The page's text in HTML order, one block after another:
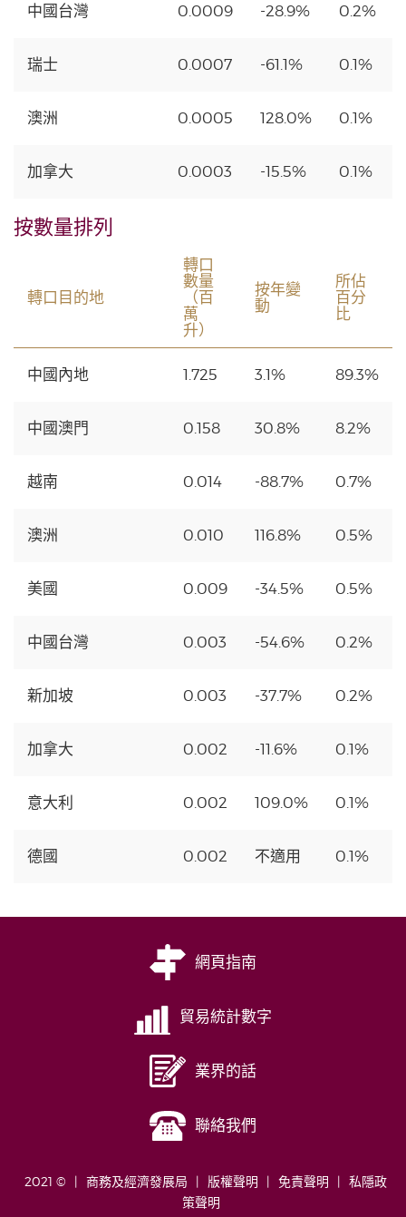
中國台灣 0.0009 -28.9% 0.2%
瑞士 0.0007 -61.1% 0.1%
澳洲 0.0005 128.0% 0.1%
加拿大 0.0003 -15.5% 0.1%
按數量排列
轉口目的地
轉口
數量
（百
萬
升）
按年變
動
所佔
百分
比
中國內地 1.725 3.1% 89.3%
中國澳門 0.158 30.8% 8.2%
越南 0.014 -88.7% 0.7%
澳洲 0.010 116.8% 0.5%
美國 0.009 -34.5% 0.5%
中國台灣 0.003 -54.6% 0.2%
新加坡 0.003 -37.7% 0.2%
加拿大 0.002 -11.6% 0.1%
意大利 0.002 109.0% 0.1%
德國 0.002 不適用 0.1%
網頁指南
貿易統計數字
業界的話
聯絡我們
2021 © 商務及經濟發展局 版權聲明 免責聲明
私隱政
策聲明